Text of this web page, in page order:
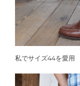
私でサイズ44を愛用